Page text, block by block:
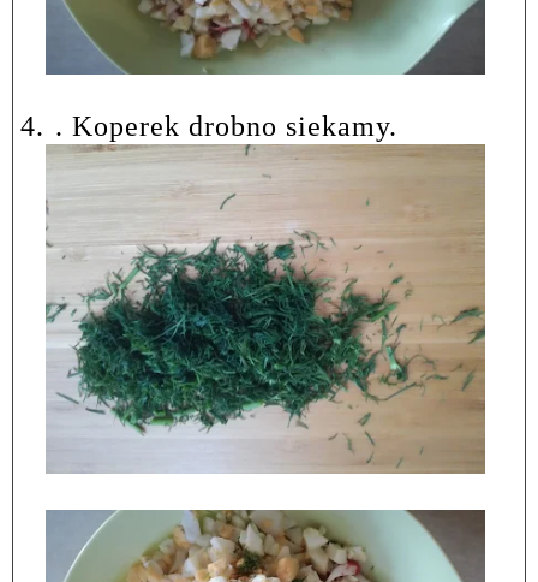
4. . Koperek drobno siekamy.